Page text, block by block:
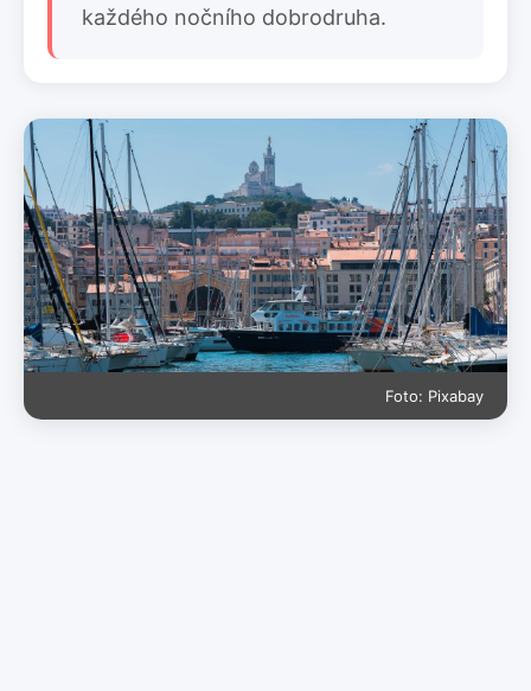
každého nočního dobrodruha.
Foto: Pixabay